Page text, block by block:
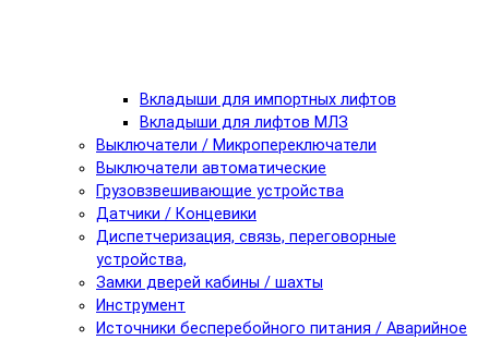
Вкладыши для импортных лифтов
Вкладыши для лифтов МЛЗ
Выключатели / Микропереключатели
Выключатели автоматические
Грузовзвешивающие устройства
Датчики / Концевики
Диспетчеризация, связь, переговорные
устройства,
Замки дверей кабины / шахты
Инструмент
Источники бесперебойного питания / Аварийное